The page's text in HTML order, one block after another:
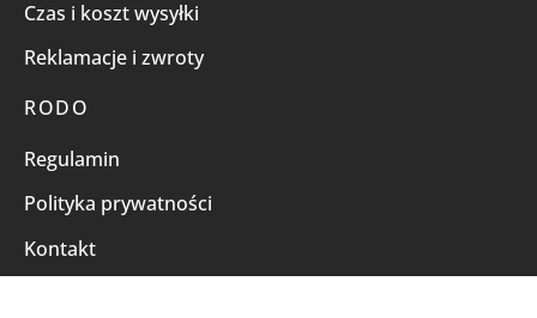
Czas i koszt wysyłki
Reklamacje i zwroty
RODO
Regulamin
Polityka prywatności
Kontakt